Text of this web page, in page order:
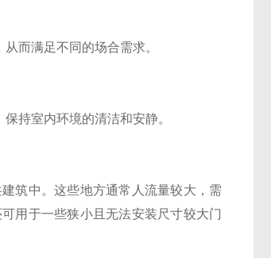
而满足不同的场合需求。
持室内环境的清洁和安静。
筑中。这些地方通常人流量较大，需
用于一些狭小且无法安装尺寸较大门